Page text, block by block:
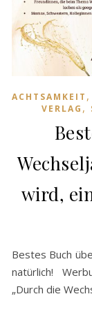
ACHTSAMKEIT ,
VERLAG ,
wird,
Bestes Buch
natürlich!
„Durch die